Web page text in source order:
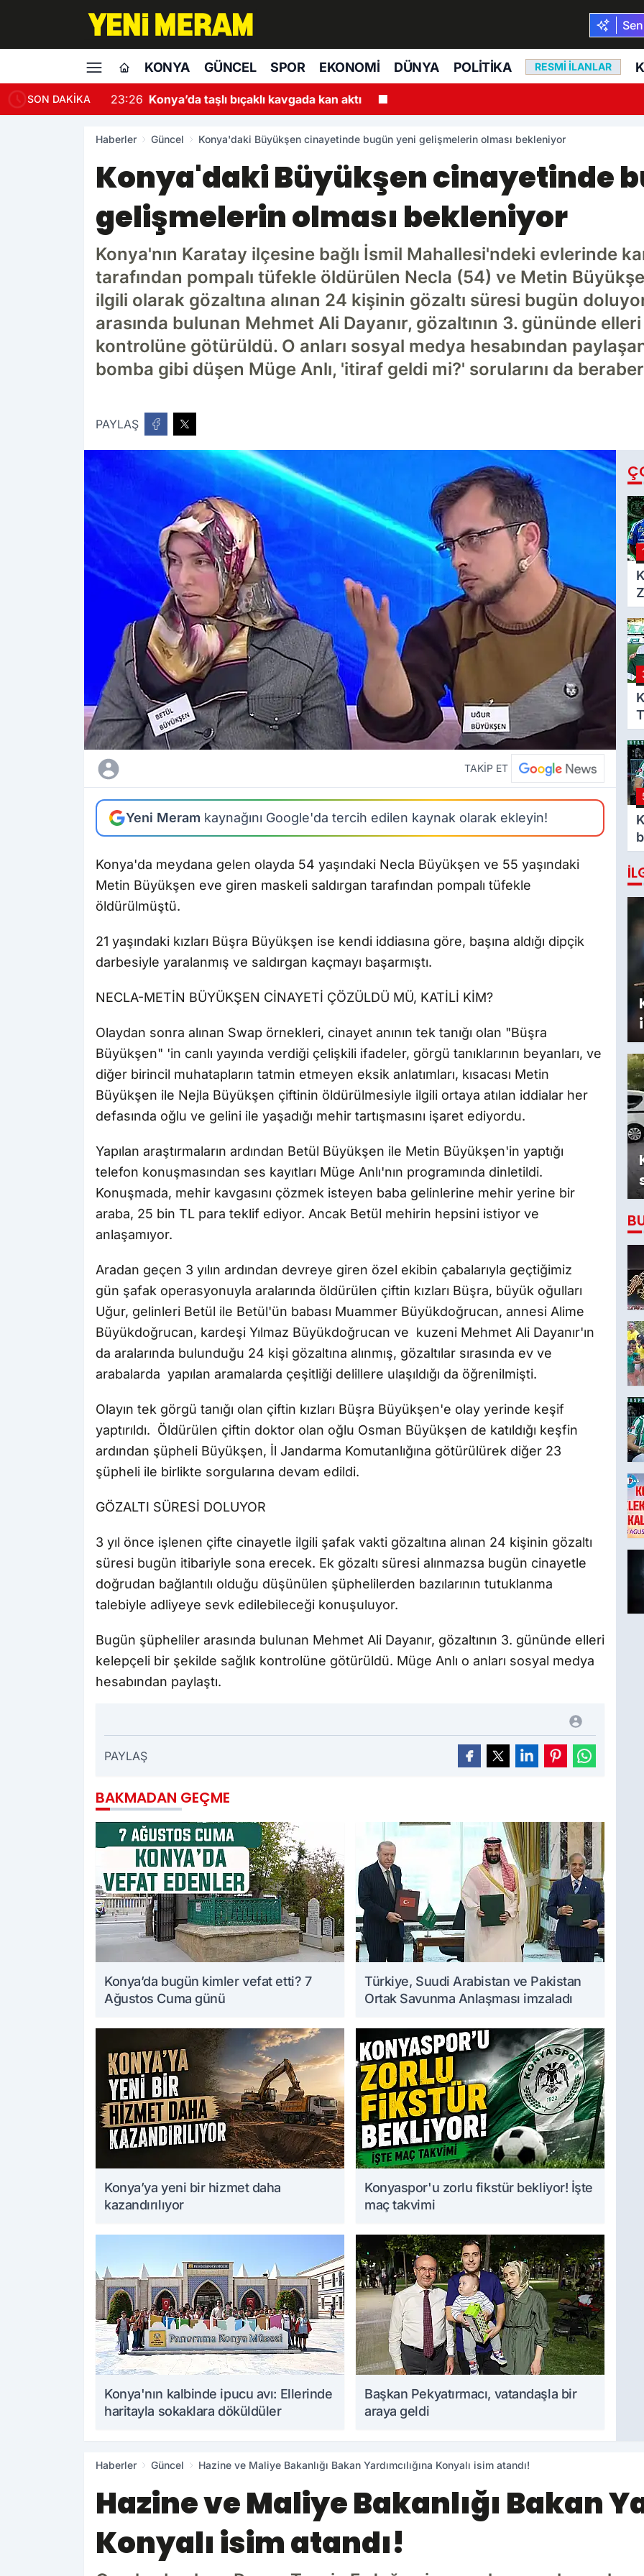
KONYA GÜNCEL SPOR EKONOMI DÜNYA POLITIKA RESMI İLANLAR
SON DAKİKA 23:21 Konya’da Bisiklet Festivali coşkusu
Haberler Güncel Konya'daki Büyükşen cinayetinde bugün yeni gelişmelerin olması bekleniyor
Konya'daki Büyükşen cinayetinde
gelişmelerin olması bekleniyor
Konya'nın Karatay ilçesine bağlı İsmil Mahallesi'ndeki evlerinde
tarafından pompalı tüfekle öldürülen Necla (54) ve Metin
ilgili olarak gözaltına alınan 24 kişinin gözaltı süresi bugün
arasında bulunan Mehmet Ali Dayanır, gözaltının 3. gününde
kontrolüne götürüldü. O anları sosyal medya hesabından
bomba gibi düşen Müge Anlı, 'itiraf geldi mi?' sorularını da
PAYLAŞ
TAKİP ET
Yeni Meram kaynağını Google'da tercih edilen kaynak olarak ekleyin!
Konya'da meydana gelen olayda 54 yaşındaki Necla Büyükşen ve 55 yaşındaki
Metin Büyükşen eve giren maskeli saldırgan tarafından pompalı tüfekle
öldürülmüştü.
21 yaşındaki kızları Büşra Büyükşen ise kendi iddiasına göre, başına aldığı dipçik
darbesiyle yaralanmış ve saldırgan kaçmayı başarmıştı.
NECLA-METİN BÜYÜKŞEN CİNAYETİ ÇÖZÜLDÜ MÜ, KATİLİ KİM?
Olaydan sonra alınan Swap örnekleri, cinayet anının tek tanığı olan "Büşra
Büyükşen" 'in canlı yayında verdiği çelişkili ifadeler, görgü tanıklarının beyanları, ve
diğer birincil muhatapların tatmin etmeyen eksik anlatımları, kısacası Metin
Büyükşen ile Nejla Büyükşen çiftinin öldürülmesiyle ilgili ortaya atılan iddialar her
defasında oğlu ve gelini ile yaşadığı mehir tartışmasını işaret ediyordu.
Yapılan araştırmaların ardından Betül Büyükşen ile Metin Büyükşen'in yaptığı
telefon konuşmasından ses kayıtları Müge Anlı'nın programında dinletildi.
Konuşmada, mehir kavgasını çözmek isteyen baba gelinlerine mehir yerine bir
araba, 25 bin TL para teklif ediyor. Ancak Betül mehirin hepsini istiyor ve
anlaşamıyor.
Aradan geçen 3 yılın ardından devreye giren özel ekibin çabalarıyla geçtiğimiz
gün şafak operasyonuyla aralarında öldürülen çiftin kızları Büşra, büyük oğulları
Uğur, gelinleri Betül ile Betül'ün babası Muammer Büyükdoğrucan, annesi Alime
Büyükdoğrucan, kardeşi Yılmaz Büyükdoğrucan ve kuzeni Mehmet Ali Dayanır'ın
da aralarında bulunduğu 24 kişi gözaltına alınmış, gözaltılar sırasında ev ve
arabalarda yapılan aramalarda çeşitliği delillere ulaşıldığı da öğrenilmişti.
Olayın tek görgü tanığı olan çiftin kızları Büşra Büyükşen'e olay yerinde keşif
yaptırıldı. Öldürülen çiftin doktor olan oğlu Osman Büyükşen de katıldığı keşfin
ardından şüpheli Büyükşen, İl Jandarma Komutanlığına götürülürek diğer 23
şüpheli ile birlikte sorgularına devam edildi.
GÖZALTI SÜRESİ DOLUYOR
3 yıl önce işlenen çifte cinayetle ilgili şafak vakti gözaltına alınan 24 kişinin gözaltı
süresi bugün itibariyle sona erecek. Ek gözaltı süresi alınmazsa bugün cinayetle
doğrudan bağlantılı olduğu düşünülen şüphelilerden bazılarının tutuklanma
talebiyle adliyeye sevk edilebileceği konuşuluyor.
Bugün şüpheliler arasında bulunan Mehmet Ali Dayanır, gözaltının 3. gününde elleri
kelepçeli bir şekilde sağlık kontrolüne götürüldü. Müge Anlı o anları sosyal medya
hesabından paylaştı.
PAYLAŞ
BAKMADAN GEÇME
Konya’da bugün kimler vefat etti? 7
Ağustos Cuma günü
Türkiye, Suudi Arabistan ve Pakistan
Ortak Savunma Anlaşması imzaladı
Konya’ya yeni bir hizmet daha
kazandırılıyor
Konyaspor'u zorlu fikstür bekliyor! İşte
maç takvimi
Konya'nın kalbinde ipucu avı: Ellerinde
haritayla sokaklara döküldüler
Başkan Pekyatırmacı, vatandaşla bir
araya geldi
Haberler Güncel Hazine ve Maliye Bakanlığı Bakan Yardımcılığına Konyalı isim atandı!
Hazine ve Maliye Bakanlığı Bakan
Konyalı isim atandı!